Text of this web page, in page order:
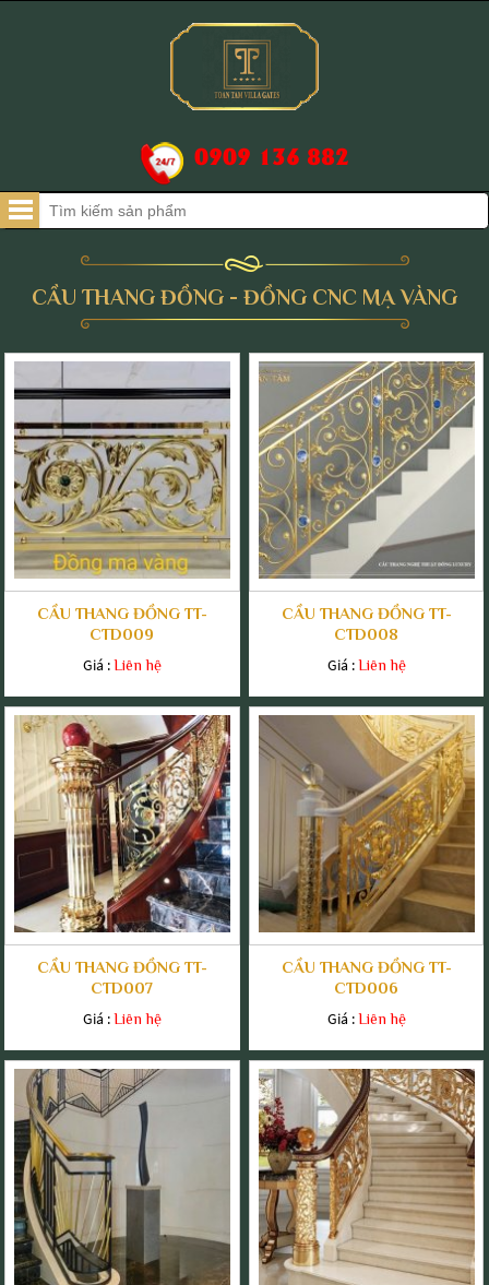
0909 136 882
CẦU THANG ĐỒNG - ĐỒNG CNC MẠ VÀNG
CẦU THANG ĐỒNG TT-
CTD009
Giá :Liên hệ
CẦU THANG ĐỒNG TT-
CTD008
Giá :Liên hệ
CẦU THANG ĐỒNG TT-
CTD007
Giá :Liên hệ
CẦU THANG ĐỒNG TT-
CTD006
Giá :Liên hệ